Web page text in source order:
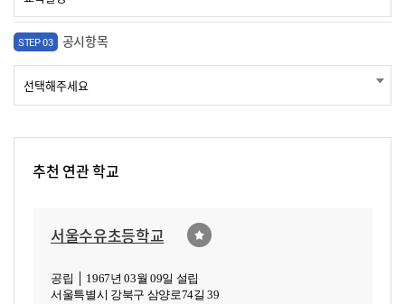
STEP 03 공시항목
추천 연관 학교
서울수유초등학교
공립 │ 1967년 03월 09일 설립
서울특별시 강북구 삼양로74길 39